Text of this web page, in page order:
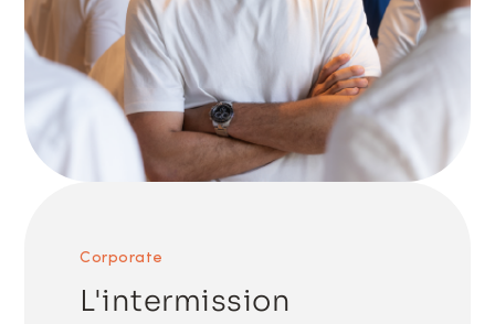
Corporate
L'intermission